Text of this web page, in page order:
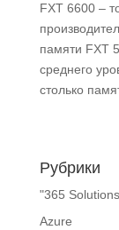
FXT 6600 ‒
памяти FXT
среднего
столько
Рубрики
"365
Azure